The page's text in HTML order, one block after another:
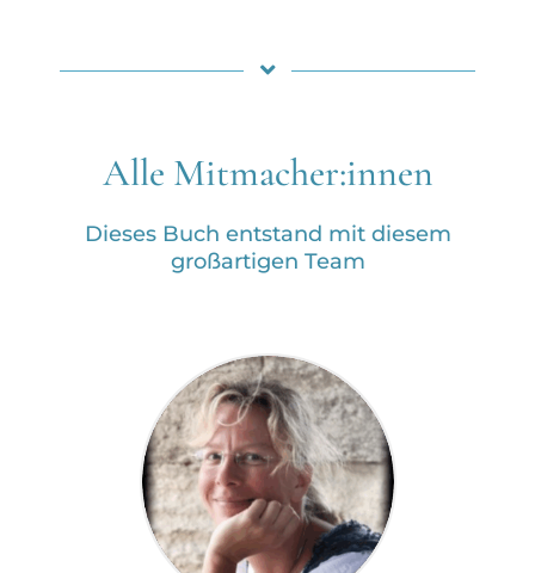
Alle Mitmacher:innen
Dieses Buch entstand mit diesem
großartigen Team